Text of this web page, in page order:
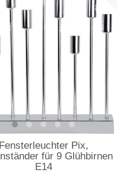
Fensterleuchter Pix,
für 9 Glühbirnen
E14